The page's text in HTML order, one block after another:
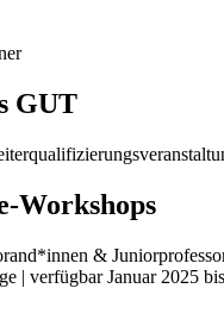
GUT
Workshops
&
| verfügbar Januar 2025